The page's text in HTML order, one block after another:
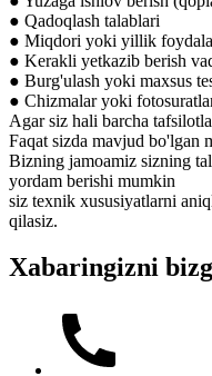
● Qadoqlash talablari
● Miqdori yoki yillik
● Kerakli yetkazib berish
● Burg'ulash yoki maxsus
● Chizmalar yoki
Agar siz hali barcha
Faqat sizda mavjud bo'lgan
Bizning jamoamiz sizning
yordam berishi mumkin
siz texnik xususiyatlarni
qilasiz.
Xabaringizni